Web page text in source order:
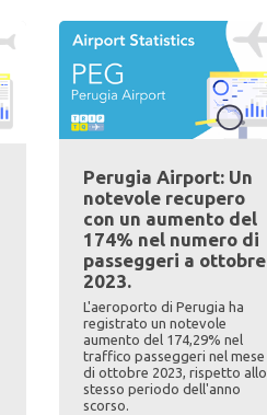
Perugia Airport: Un
notevole recupero
con un aumento del
174% nel numero di
passeggeri a ottobre
2023.
L'aeroporto di Perugia ha
registrato un notevole
aumento del 174,29% nel
traffico passeggeri nel mese
di ottobre 2023, rispetto allo
stesso periodo dell'anno
scorso.